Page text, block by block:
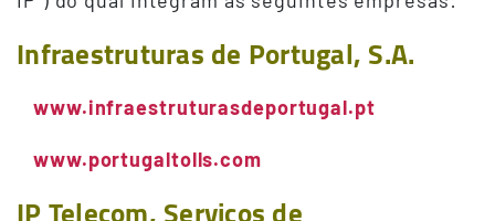
Infraestruturas de Portugal, S.A.
www.infraestruturasdeportugal.pt
www.portugaltolls.com